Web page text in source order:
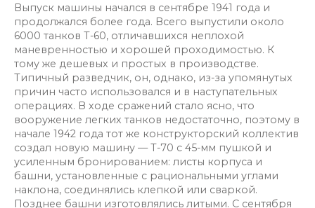
Выпуск машины начался в сентябре 1941 года и
продолжался более года. Всего выпустили около
6000 танков Т-60, отличавшихся неплохой
маневренностью и хорошей проходимостью. К
тому же дешевых и простых в производстве.
Типичный разведчик, он, однако, из-за упомянутых
причин часто использовался и в наступательных
операциях. В ходе сражений стало ясно, что
вооружение легких танков недостаточно, поэтому в
начале 1942 года тот же конструкторский коллектив
создал новую машину — Т-70 с 45-мм пушкой и
усиленным бронированием: листы корпуса и
башни, установленные с рациональными углами
наклона, соединялись клепкой или сваркой.
Позднее башни изготовлялись литыми. С сентября